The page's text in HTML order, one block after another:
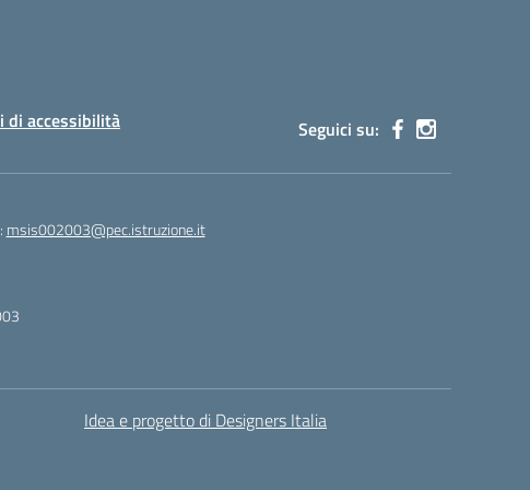
di accessibilità Seguici su:
msis002003@pec.istruzione.it
Idea e progetto di Designers Italia